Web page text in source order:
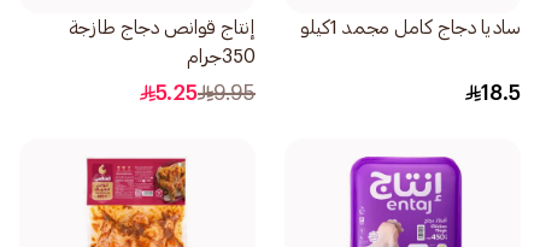
ساديا دجاج كامل مجمد 1كيلو
18.5
إنتاج قوانص دجاج طازجة
350جرام
9.95
5.25